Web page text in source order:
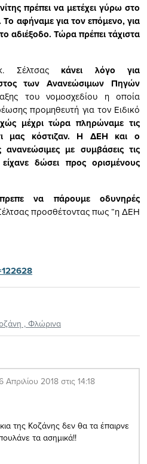
πρέπει να μετέχει γύρω στο
Το αφήναμε για τον επόμενο, για
αδιέξοδο. Τώρα πρέπει τάχιστα
Σέλτσας κάνει λόγο για
των Ανανεώσιμων Πηγών
του νομοσχεδίου η οποία
προμηθευτή για τον Ειδικό
μέχρι τώρα πληρώναμε τις
μας κόστιζαν. Η ΔΕΗ και ο
με συμβάσεις τις
δώσει προς ορισμένους
να πάρουμε οδυνηρές
προσθέτοντας πως “η ΔΕΗ
, Φλώρινα
Απριλίου 2018 στις 14:18
της Κοζάνης δεν θα τα έπαιρνε
τα ασημικά!!